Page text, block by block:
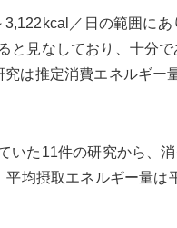
／日の範囲に
と見なしており、十分
は推定消費エネルギ
いた11件の研究から、
均摂取エネルギー量